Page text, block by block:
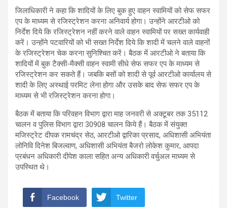
जिलाधिकारी ने कहा कि शादियों के लिए बुक हुए वाहन स्वामियों को सेफ सफर
एप के माध्यम से रजिस्ट्रेशन करना अनिवार्य होगा। उन्होंने आरटीओ को
निर्देश दिये कि रजिस्ट्रेशन नहीं करने वाले वाहन स्वामियों पर सख्त कार्यवाही
करें। उन्होंने पटवारियों को भी सख्त निर्देश दिये कि शादी में चलने वाले वाहनों
के रजिस्ट्रेशन चेक करना सुनिश्चित करें। बैठक में आरटीओ ने बताया कि
शादियों में बुक टैक्सी-मैक्सी वाहन स्वामी सीधे सेफ सफर एप के माध्यम से
रजिस्ट्रेशन कर सकते हैं। जबकि बसों को शादी से पूर्व आरटीओ कार्यालय से
शादी के लिए अस्थाई परमिट लेना होगा और उसके बाद सेफ सफर एप के
माध्यम से भी रजिस्ट्रेशन करना होगा।
बैठक में बताया कि परिवहन विभाग द्वारा माह जनवरी से अक्टूबर तक 35112
चालन व पुलिस विभाग द्वारा 30908 चालन किये हैं। बैठक में संयुक्त
मजिस्ट्रेट दीपक रामचंद्र सेठ, आरटीओ द्वारिका प्रसाद, अधिशासी अभियंता
लोनिवि दिनेश बिजल्वाण, अधिशासी अभियंता बैजरो लोकेश कुमार, आपदा
प्रबंधन अधिकारी दीपेश काला सहित अन्य अधिकारी वर्चुअल माध्यम से
उपस्थित थे।
Facebook Twitter